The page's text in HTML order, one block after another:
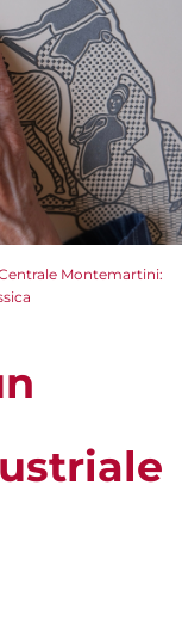
Montemartini: